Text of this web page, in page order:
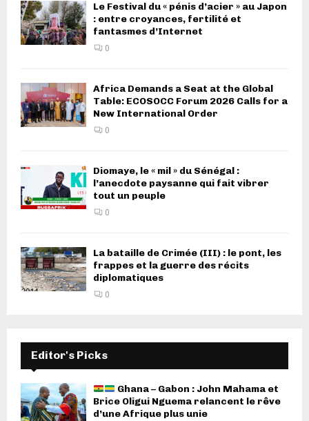
Le Festival du « pénis d’acier » au Japon
: entre croyances, fertilité et
fantasmes d’Internet
0
Africa Demands a Seat at the Global
Table: ECOSOCC Forum 2026 Calls for a
New International Order
0
Diomaye, le « mil » du Sénégal :
l’anecdote paysanne qui fait vibrer
tout un peuple
0
La bataille de Crimée (III) : le pont, les
frappes et la guerre des récits
diplomatiques
0
Editor's Picks
Ghana – Gabon : John Mahama et
Brice Oligui Nguema relancent le rêve
d’une Afrique plus unie